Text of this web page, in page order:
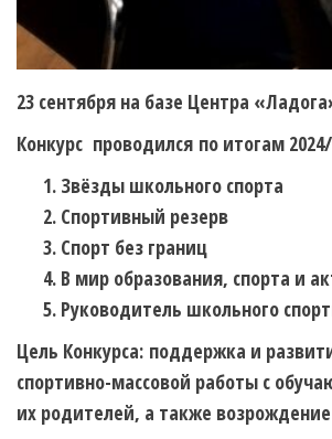
23 сентября на базе Центра
Конкурс проводился по итогам
Звёзды школьного спорта
Спортивный резерв
Спорт без границ
В мир образования, спорта и
Руководитель школьного
Цель Конкурса: поддержка и
спортивно-массовой работы с
их родителей, а также